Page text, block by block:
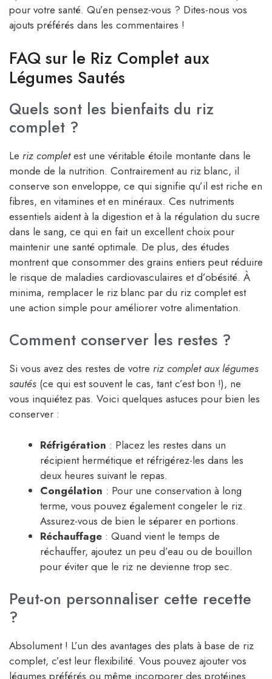
pour votre santé. Qu’en pensez-vous ? Dites-nous vos
ajouts préférés dans les commentaires !
FAQ sur le Riz Complet aux
Légumes Sautés
Quels sont les bienfaits du riz
complet ?
Le riz completest une véritable étoile montante dans le
monde de la nutrition. Contrairement au riz blanc, il
conserve son enveloppe, ce qui signifie qu’il est riche en
fibres, en vitamines et en minéraux. Ces nutriments
essentiels aident à la digestion et à la régulation du sucre
dans le sang, ce qui en fait un excellent choix pour
maintenir une santé optimale. De plus, des études
montrent que consommer des grains entiers peut réduire
le risque de maladies cardiovasculaires et d’obésité. À
minima, remplacer le riz blanc par du riz complet est
une action simple pour améliorer votre alimentation.
Comment conserver les restes ?
Si vous avez des restes de votre riz complet aux légumes
sautés (ce qui est souvent le cas, tant c’est bon !), ne
vous inquiétez pas. Voici quelques astuces pour bien les
conserver :
Réfrigération : Placez les restes dans un
récipient hermétique et réfrigérez-les dans les
deux heures suivant le repas.
Congélation : Pour une conservation à long
terme, vous pouvez également congeler le riz.
Assurez-vous de bien le séparer en portions.
Réchauffage : Quand vient le temps de
réchauffer, ajoutez un peu d’eau ou de bouillon
pour éviter que le riz ne devienne trop sec.
Peut-on personnaliser cette recette
?
Absolument ! L’un des avantages des plats à base de riz
complet, c’est leur flexibilité. Vous pouvez ajouter vos